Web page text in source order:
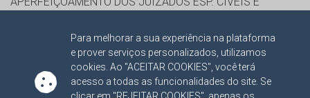
Para melhorar a sua experiência na plataforma
e prover serviços personalizados, utilizamos
cookies. Ao "ACEITAR COOKIES", você terá
acesso a todas as funcionalidades do site. Se
INTERESSADO(S):JULIO DIAS DE ALMEIDA
ADVOGADO(S): NÃO HÁ